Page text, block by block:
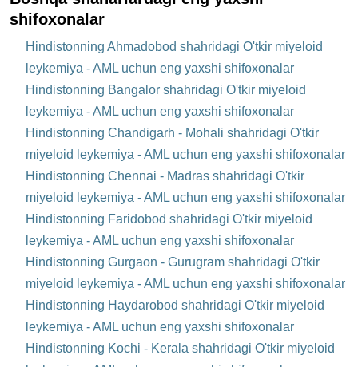
shifoxonalar
Hindistonning Ahmadobod shahridagi O'tkir miyeloid
leykemiya - AML uchun eng yaxshi shifoxonalar
Hindistonning Bangalor shahridagi O'tkir miyeloid
leykemiya - AML uchun eng yaxshi shifoxonalar
Hindistonning Chandigarh - Mohali shahridagi O'tkir
miyeloid leykemiya - AML uchun eng yaxshi shifoxonalar
Hindistonning Chennai - Madras shahridagi O'tkir
miyeloid leykemiya - AML uchun eng yaxshi shifoxonalar
Hindistonning Faridobod shahridagi O'tkir miyeloid
leykemiya - AML uchun eng yaxshi shifoxonalar
Hindistonning Gurgaon - Gurugram shahridagi O'tkir
miyeloid leykemiya - AML uchun eng yaxshi shifoxonalar
Hindistonning Haydarobod shahridagi O'tkir miyeloid
leykemiya - AML uchun eng yaxshi shifoxonalar
Hindistonning Kochi - Kerala shahridagi O'tkir miyeloid